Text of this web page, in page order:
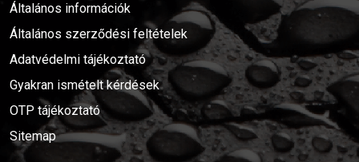
Általános információk
Általános szerződési feltételek
Adatvédelmi tájékoztató
Gyakran ismételt kérdések
OTP tájékoztató
Sitemap